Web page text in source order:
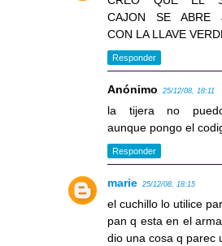
CAJON SE ABRE
CON LA LLAVE
Responder
Anónimo 25/12/08, 18:11
la tijera no
aunque pongo el
Responder
marie 25/12/08, 18:15
el cuchillo lo utilice
pan q esta en el
dio una cosa q parec